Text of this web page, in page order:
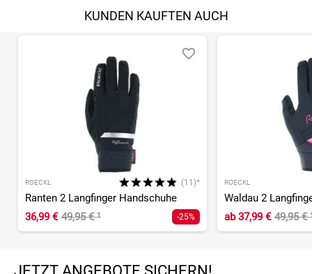
KUNDEN KAUFTEN AUCH
ROECKL (11)*
Ranten 2 Langfinger Handschuhe
36,99 € 49,95 €¹ -25%
ROECKL
Waldau 2
ab37,99 € 49,95 €